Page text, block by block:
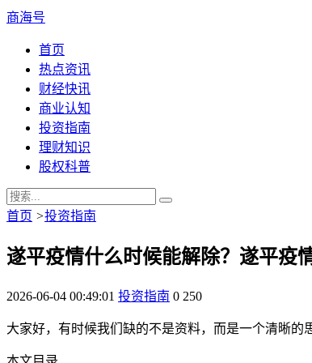
商海号
首页
热点资讯
财经快讯
商业认知
投资指南
理财知识
股权科普
首页 >投资指南
遂平疫情什么时候能解除？遂平疫
2026-06-04 00:49:01 投资指南 0 250
大家好，有时候我们缺的不是资料，而是一个清晰